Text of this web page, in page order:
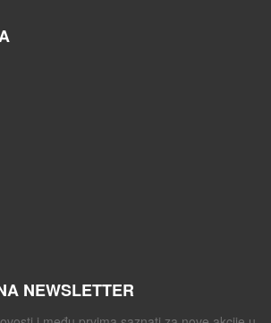
NEWSLETTER